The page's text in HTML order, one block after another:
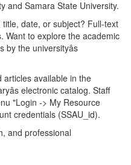
and Samara State University.
date, or subject? Full-text
Want to explore the academic
the universityâs
articles available in the
electronic catalog. Staff
"Login -> My Resource
credentials (SSAU_id).
and professional